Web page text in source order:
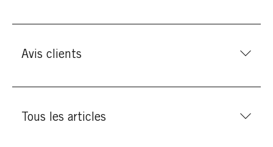
Avis clients
Tous les articles